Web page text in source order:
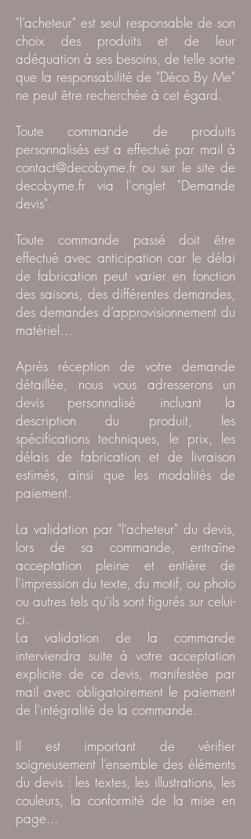
"l’acheteur" est seul responsable de son
choix des produits et de leur
adéquation à ses besoins, de telle sorte
que la responsabilité de "Déco By Me"
ne peut être recherchée à cet égard.
Toute commande de produits
personnalisés est a effectué par mail à
contact@decobyme.fr ou sur le site de
decobyme.fr via l'onglet "Demande
devis".
Toute commande passé doit être
effectué avec anticipation car le délai
de fabrication peut varier en fonction
des saisons, des différentes demandes,
des demandes d’approvisionnement du
matériel…
Après réception de votre demande
détaillée, nous vous adresserons un
devis personnalisé incluant la
description du produit, les
spécifications techniques, le prix, les
délais de fabrication et de livraison
estimés, ainsi que les modalités de
paiement.
La validation par "l’acheteur" du devis,
lors de sa commande, entraîne
acceptation pleine et entière de
l'impression du texte, du motif, ou photo
ou autres tels qu'ils sont figurés sur celui-
ci.
La validation de la commande
interviendra suite à votre acceptation
explicite de ce devis, manifestée par
mail avec obligatoirement le paiement
de l’intégralité de la commande.
Il est important de vérifier
soigneusement l’ensemble des éléments
du devis : les textes, les illustrations, les
couleurs, la conformité de la mise en
page...